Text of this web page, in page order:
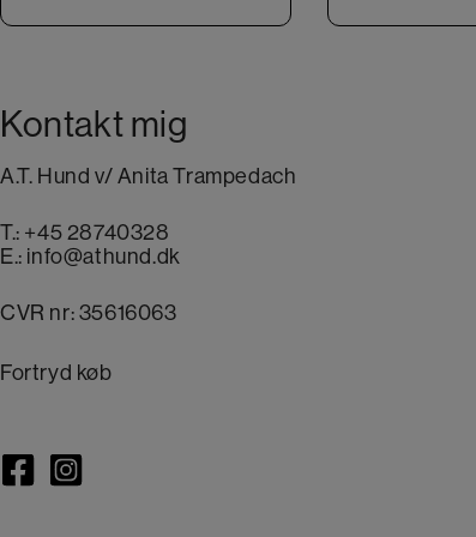
Kontakt mig
A.T. Hund v/ Anita Trampedach
T.: +45 28740328
E.: info@athund.dk
CVR nr: 35616063
Fortryd køb